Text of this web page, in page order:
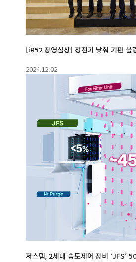
[iR52 장영실상] 정전기 낮춰 기판 불
2024.12.02
저스템, 2세대 습도제어 장비 ‘JFS’